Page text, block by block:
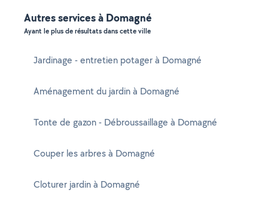
Autres services à Domagné
Ayant le plus de résultats dans cette ville
Jardinage - entretien potager à Domagné
Aménagement du jardin à Domagné
Tonte de gazon - Débroussaillage à Domagné
Couper les arbres à Domagné
Cloturer jardin à Domagné